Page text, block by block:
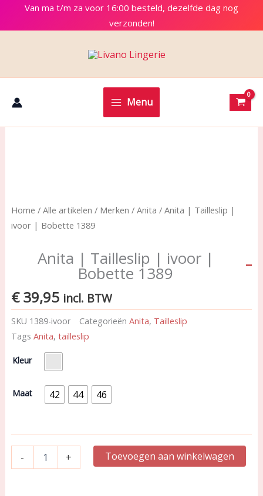
Van ma t/m za voor 16:00 besteld, dezelfde dag nog
verzonden!
Menu
Home / Alle artikelen / Merken / Anita / Anita | Tailleslip |
ivoor | Bobette 1389
Anita | Tailleslip | ivoor |
Bobette 1389
€39,95 incl. BTW
SKU 1389-ivoor Categorieën Anita, Tailleslip
Tags Anita, tailleslip
Kleur
Maat 42 44 46
-
Anita
|
1389
aantal
+ Toevoegen aan winkelwagen